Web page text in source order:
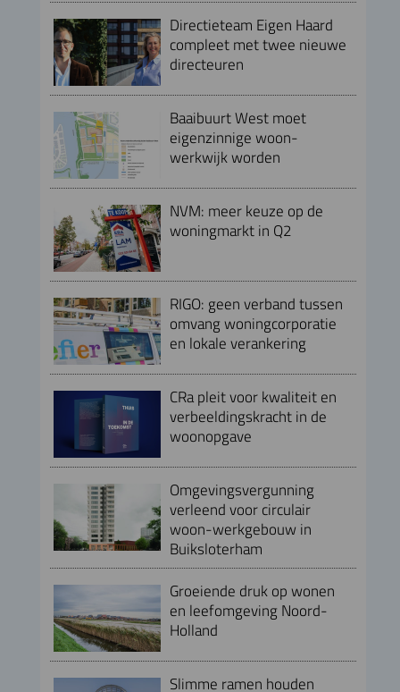
Directieteam Eigen Haard
compleet met twee nieuwe
directeuren
Baaibuurt West moet
eigenzinnige woon-
werkwijk worden
NVM: meer keuze op de
woningmarkt in Q2
RIGO: geen verband tussen
omvang woningcorporatie
en lokale verankering
CRa pleit voor kwaliteit en
verbeeldingskracht in de
woonopgave
Omgevingsvergunning
verleend voor circulair
woon-werkgebouw in
Buiksloterham
Groeiende druk op wonen
en leefomgeving Noord-
Holland
Slimme ramen houden